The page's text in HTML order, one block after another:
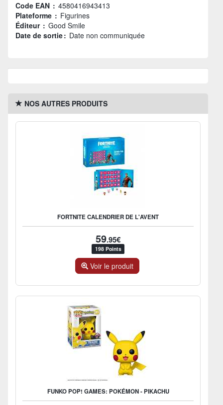
Code EAN : 4580416943413
Plateforme : Figurines
Éditeur : Good Smile
Date de sortie : Date non communiquée
NOS AUTRES PRODUITS
FORTNITE CALENDRIER DE L'AVENT
59.95€
198 Points
Voir le produit
FUNKO POP! GAMES: POKÉMON - PIKACHU